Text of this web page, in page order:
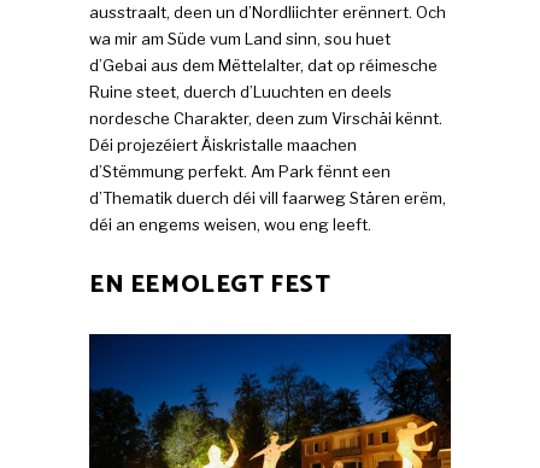
ausstraalt, deen un d’Nordliichter erënnert. Och
wa mir am Süde vum Land sinn, sou huet
d’Gebai aus dem Mëttelalter, dat op réimesche
Ruine steet, duerch d’Luuchten en deels
nordesche Charakter, deen zum Virschäi kënnt.
Déi projezéiert Äiskristalle maachen
d’Stëmmung perfekt. Am Park fënnt een
d’Thematik duerch déi vill faarweg Stären erëm,
déi an engems weisen, wou eng leeft.
EN EEMOLEGT FEST